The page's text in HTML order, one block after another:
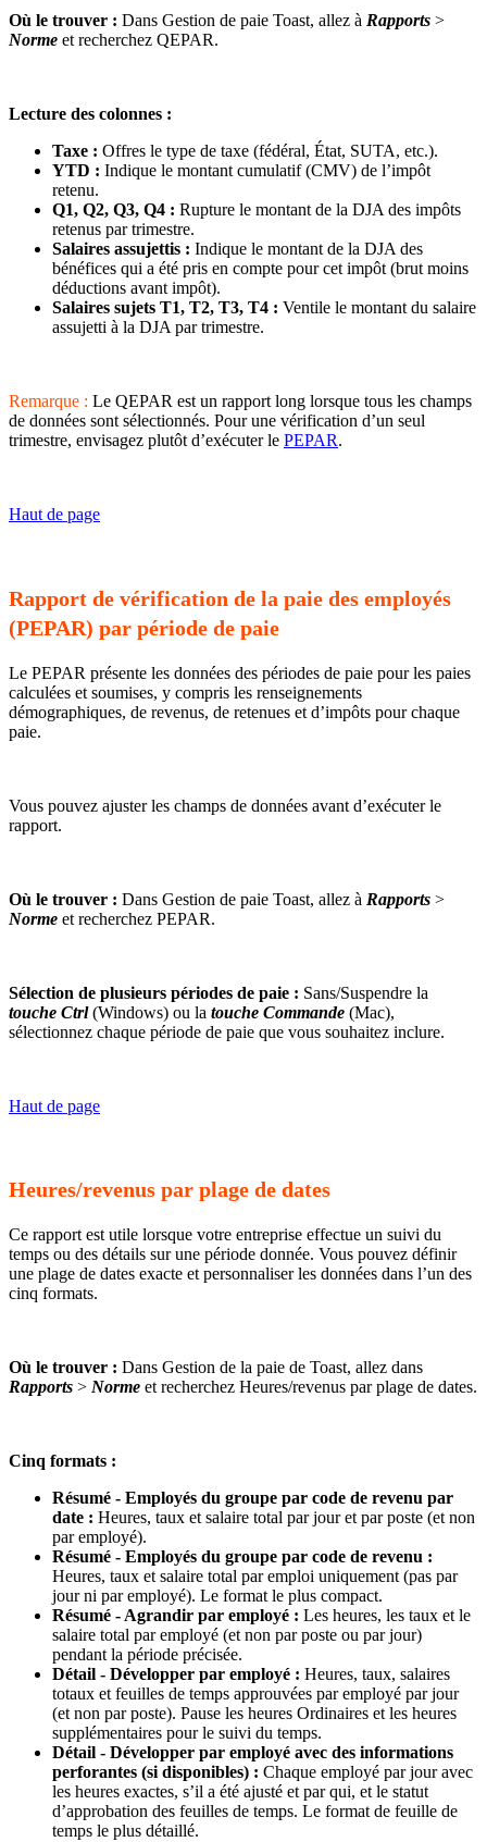
Où le trouver : Dans Gestion de paie Toast, allez à Rapports >
Norme et recherchez QEPAR.
Lecture des colonnes :
Taxe : Offres le type de taxe (fédéral, État, SUTA, etc.).
YTD : Indique le montant cumulatif (CMV) de l’impôt
retenu.
Q1, Q2, Q3, Q4 : Rupture le montant de la DJA des impôts
retenus par trimestre.
Salaires assujettis : Indique le montant de la DJA des
bénéfices qui a été pris en compte pour cet impôt (brut moins
déductions avant impôt).
Salaires sujets T1, T2, T3, T4 : Ventile le montant du salaire
assujetti à la DJA par trimestre.
Remarque : Le QEPAR est un rapport long lorsque tous les champs
de données sont sélectionnés. Pour une vérification d’un seul
trimestre, envisagez plutôt d’exécuter le PEPAR.
Haut de page
Rapport de vérification de la paie des employés
(PEPAR) par période de paie
Le PEPAR présente les données des périodes de paie pour les paies
calculées et soumises, y compris les renseignements
démographiques, de revenus, de retenues et d’impôts pour chaque
paie.
Vous pouvez ajuster les champs de données avant d’exécuter le
rapport.
Où le trouver : Dans Gestion de paie Toast, allez à Rapports >
Norme et recherchez PEPAR.
Sélection de plusieurs périodes de paie : Sans/Suspendre la
touche Ctrl(Windows) ou la touche Commande (Mac),
sélectionnez chaque période de paie que vous souhaitez inclure.
Haut de page
Heures/revenus par plage de dates
Ce rapport est utile lorsque votre entreprise effectue un suivi du
temps ou des détails sur une période donnée. Vous pouvez définir
une plage de dates exacte et personnaliser les données dans l’un des
cinq formats.
Où le trouver : Dans Gestion de la paie de Toast, allez dans
Rapports > Norme et recherchez Heures/revenus par plage de dates.
Cinq formats :
Résumé - Employés du groupe par code de revenu par
date : Heures, taux et salaire total par jour et par poste (et non
par employé).
Résumé - Employés du groupe par code de revenu :
Heures, taux et salaire total par emploi uniquement (pas par
jour ni par employé). Le format le plus compact.
Résumé - Agrandir par employé : Les heures, les taux et le
salaire total par employé (et non par poste ou par jour)
pendant la période précisée.
Détail - Développer par employé : Heures, taux, salaires
totaux et feuilles de temps approuvées par employé par jour
(et non par poste). Pause les heures Ordinaires et les heures
supplémentaires pour le suivi du temps.
Détail - Développer par employé avec des informations
perforantes (si disponibles) : Chaque employé par jour avec
les heures exactes, s’il a été ajusté et par qui, et le statut
d’approbation des feuilles de temps. Le format de feuille de
temps le plus détaillé.